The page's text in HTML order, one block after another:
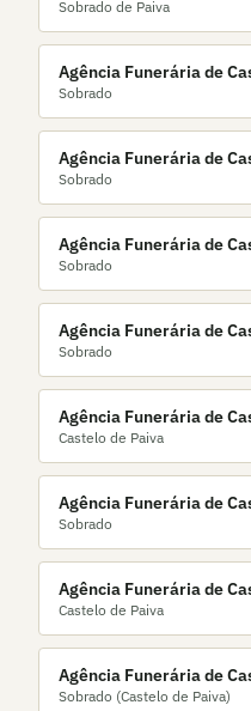
Filho, Lda.)
Sobrado de Paiva
Agência Funerária de
Silva, Lda.)
Sobrado
Agência Funerária de
Filhos)
Sobrado
Agência Funerária de
Rocha Carvalho)
Sobrado
Agência Funerária de
Rocha Magalhães)
Sobrado
Agência Funerária de
Silva Lopes)
Castelo de Paiva
Agência Funerária de
Sousa Lopes, Lda.)
Sobrado
Agência Funerária de
Sousa Moreira & Filhos,
Castelo de Paiva
Agência Funerária de
Sousa, Lda.)
Sobrado (Castelo de Paiva)